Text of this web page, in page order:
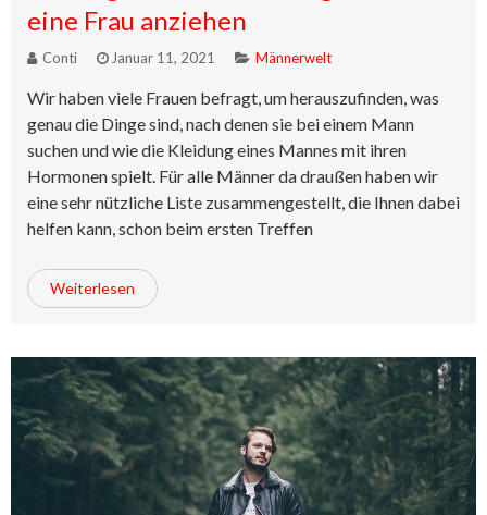
eine Frau anziehen
Conti Januar 11, 2021 Männerwelt
Wir haben viele Frauen befragt, um herauszufinden, was
genau die Dinge sind, nach denen sie bei einem Mann
suchen und wie die Kleidung eines Mannes mit ihren
Hormonen spielt. Für alle Männer da draußen haben wir
eine sehr nützliche Liste zusammengestellt, die Ihnen dabei
helfen kann, schon beim ersten Treffen
Weiterlesen